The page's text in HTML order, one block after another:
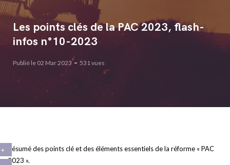
Les points clés de la PAC 2023, flash-
infos n°10-2023
Publié le 02 Mar 2023 531 vues
Résumé des points clé et des éléments essentiels de la réforme « PAC
2023 ».